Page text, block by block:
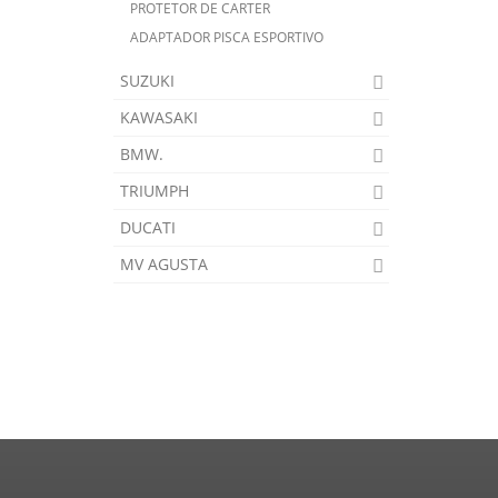
PROTETOR DE CARTER
ADAPTADOR PISCA ESPORTIVO
SUZUKI
KAWASAKI
BMW.
TRIUMPH
DUCATI
MV AGUSTA